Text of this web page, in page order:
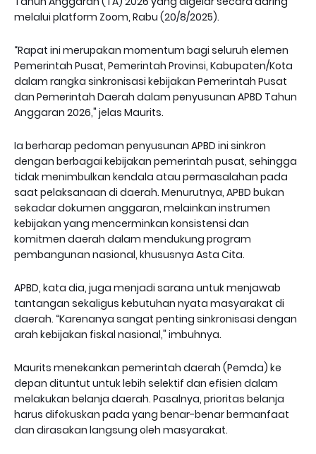
melalui platform Zoom, Rabu (20/8/2025).
“Rapat ini merupakan momentum bagi seluruh elemen
Pemerintah Pusat, Pemerintah Provinsi, Kabupaten/Kota
dalam rangka sinkronisasi kebijakan Pemerintah Pusat
dan Pemerintah Daerah dalam penyusunan APBD Tahun
Anggaran 2026," jelas Maurits.
Ia berharap pedoman penyusunan APBD ini sinkron
dengan berbagai kebijakan pemerintah pusat, sehingga
tidak menimbulkan kendala atau permasalahan pada
saat pelaksanaan di daerah. Menurutnya, APBD bukan
sekadar dokumen anggaran, melainkan instrumen
kebijakan yang mencerminkan konsistensi dan
komitmen daerah dalam mendukung program
pembangunan nasional, khususnya Asta Cita.
APBD, kata dia, juga menjadi sarana untuk menjawab
tantangan sekaligus kebutuhan nyata masyarakat di
daerah. “Karenanya sangat penting sinkronisasi dengan
arah kebijakan fiskal nasional," imbuhnya.
Maurits menekankan pemerintah daerah (Pemda) ke
depan dituntut untuk lebih selektif dan efisien dalam
melakukan belanja daerah. Pasalnya, prioritas belanja
harus difokuskan pada yang benar-benar bermanfaat
dan dirasakan langsung oleh masyarakat.